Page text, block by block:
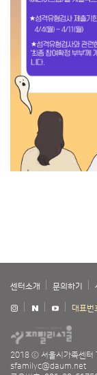
센터소개 문의하기
대표번
2018 ⓒ 서울시가족센터
sfamilyc@daum.net